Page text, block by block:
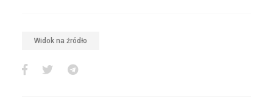
Widok na źródło